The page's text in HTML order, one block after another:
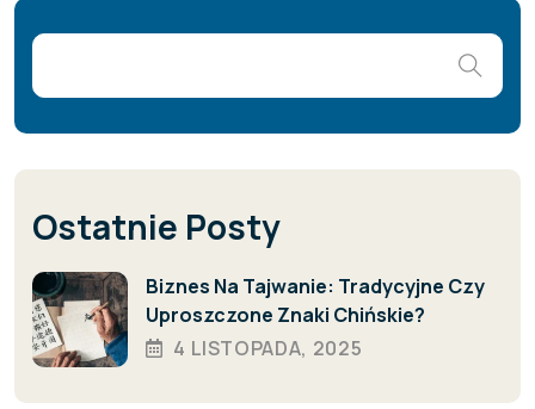
Ostatnie Posty
Biznes Na Tajwanie: Tradycyjne Czy
Uproszczone Znaki Chińskie?
4 LISTOPADA, 2025